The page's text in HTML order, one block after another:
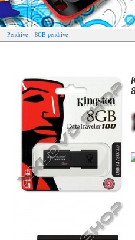
Pendrive 8GB pendrive